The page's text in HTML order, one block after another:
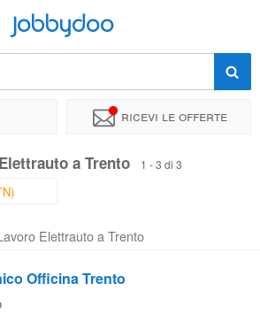
Jobbydoo
Ricevi le offerte
a Trento
1 - 3 di 3
Elettrauto a Trento
Officina Trento